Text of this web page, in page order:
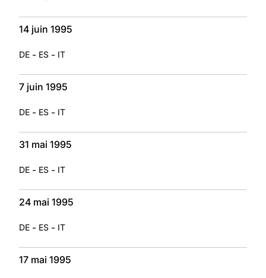
14 juin 1995
DE - ES - IT
7 juin 1995
DE - ES - IT
31 mai 1995
DE - ES - IT
24 mai 1995
DE - ES - IT
17 mai 1995